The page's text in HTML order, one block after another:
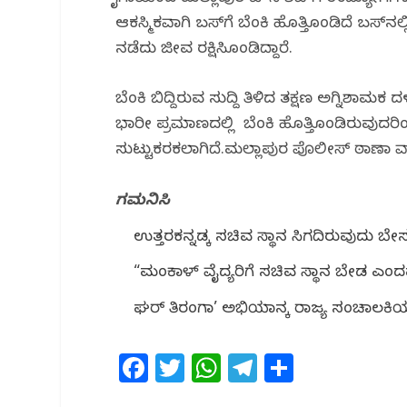
o
k
p
ಆಕಸ್ಮಿಕವಾಗಿ ಬಸ್‌ಗೆ ಬೆಂಕಿ ಹೊತ್ತಿಕೊಂಡಿದೆ‌ ಬಸ್‌‌ನಲ್ಲಿ
ನಡೆದು ಜೀವ ರಕ್ಷಿಸಿಕೊಂಡಿದ್ದಾರೆ.
ಬೆಂಕಿ ಬಿದ್ದಿರುವ ಸುದ್ದಿ ತಿಳಿದ ತಕ್ಷಣ
ಭಾರೀ ಪ್ರಮಾಣದಲ್ಲಿ ಬೆಂಕಿ‌
ಸುಟ್ಟುಕರಕಲಾಗಿದೆ.ಮಲ್ಲಾಪುರ ಪೊಲೀಸ್
ಗಮನಿಸಿ
ಉತ್ತರಕನ್ನಡಕ್ಕೆ ಸಚಿವ ಸ್ಥಾನ ಸಿಗದಿರುವುದು
“ಮಂಕಾಳ್ ವೈದ್ಯರಿಗೆ ಸಚಿವ ಸ್ಥಾನ ಬೇಡ
ಘರ್ ತಿರಂಗಾ’ ಅಭಿಯಾನಕ್ಕೆ ರಾಜ್ಯ
F T W T